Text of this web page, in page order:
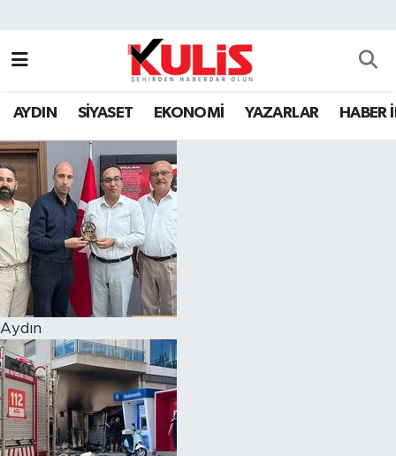
AYDIN SİYASET EKONOMİ YAZARLAR HABER
Aydın